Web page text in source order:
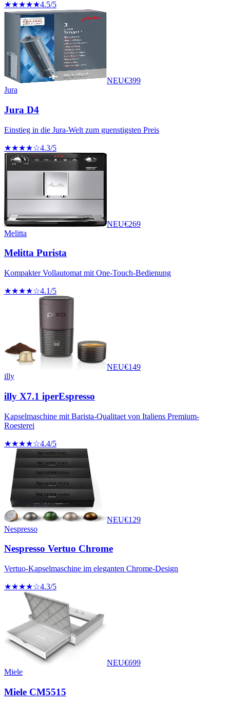
★★★★★4.5/5
NEU€399
Jura
Jura D4
Einstieg in die Jura-Welt zum guenstigsten Preis
★★★★☆4.3/5
NEU€269
Melitta
Melitta Purista
Kompakter Vollautomat mit One-Touch-Bedienung
★★★★☆4.1/5
NEU€149
illy
illy X7.1 iperEspresso
Kapselmaschine mit Barista-Qualitaet von Italiens Premium-
Roesterei
★★★★☆4.4/5
NEU€129
Nespresso
Nespresso Vertuo Chrome
Vertuo-Kapselmaschine im eleganten Chrome-Design
★★★★☆4.3/5
NEU€699
Miele
Miele CM5515